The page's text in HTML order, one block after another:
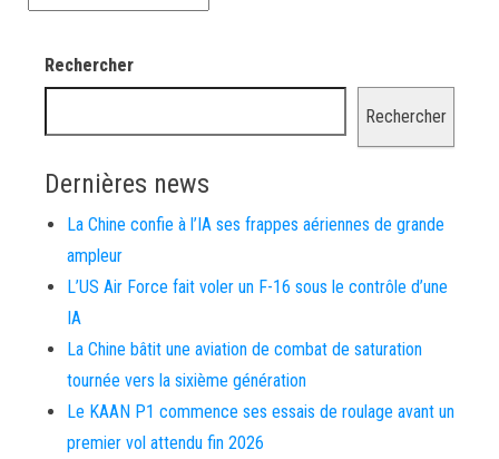
Rechercher
Rechercher
Dernières news
La Chine confie à l’IA ses frappes aériennes de grande
ampleur
L’US Air Force fait voler un F-16 sous le contrôle d’une
IA
La Chine bâtit une aviation de combat de saturation
tournée vers la sixième génération
Le KAAN P1 commence ses essais de roulage avant un
premier vol attendu fin 2026